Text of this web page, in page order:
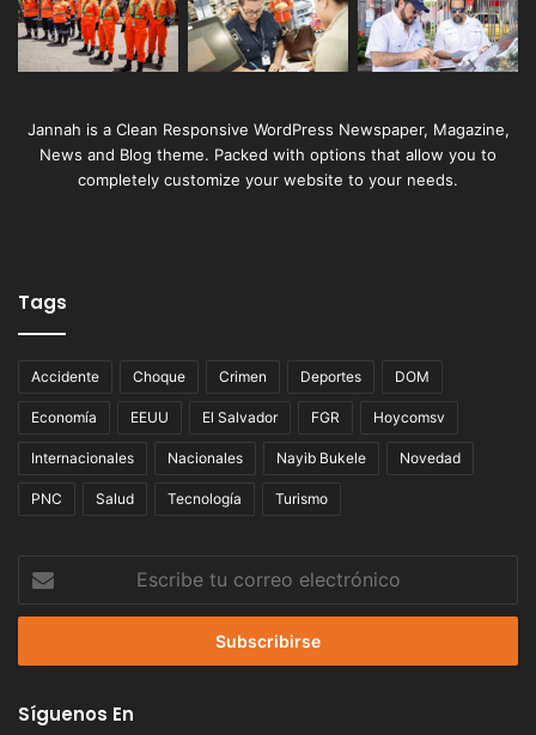
Jannah is a Clean Responsive WordPress Newspaper, Magazine,
News and Blog theme. Packed with options that allow you to
completely customize your website to your needs.
Tags
Accidente Choque Crimen Deportes DOM
Economía EEUU El Salvador FGR Hoycomsv
Internacionales Nacionales Nayib Bukele Novedad
PNC Salud Tecnología Turismo
correo
Síguenos En